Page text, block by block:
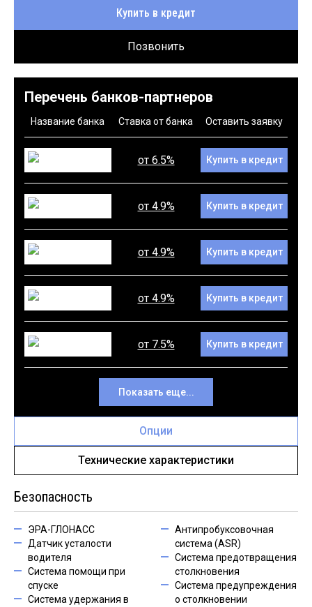
Купить в кредит
Позвонить
Перечень банков-партнеров
Название банка Ставка от банка Оставить заявку
от 6.5% Купить в кредит
от 4.9% Купить в кредит
от 4.9% Купить в кредит
от 4.9% Купить в кредит
от 7.5% Купить в кредит
Показать еще...
Опции
Технические характеристики
Безопасность
ЭРА-ГЛОНАСС
Датчик усталости
водителя
Система помощи при
спуске
Система удержания в
Антипробуксовочная
система (ASR)
Система предотвращения
столкновения
Система предупреждения
о столкновении